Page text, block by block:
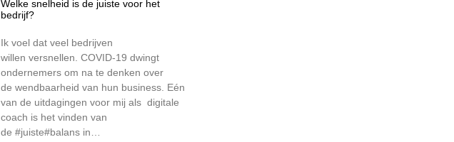
Welke snelheid is de juiste voor het
bedrijf?
Ik voel dat veel bedrijven
willen versnellen. COVID-19 dwingt
ondernemers om na te denken over
de wendbaarheid van hun business. Eén
van de uitdagingen voor mij als digitale
coach is het vinden van
de #juiste#balans in…